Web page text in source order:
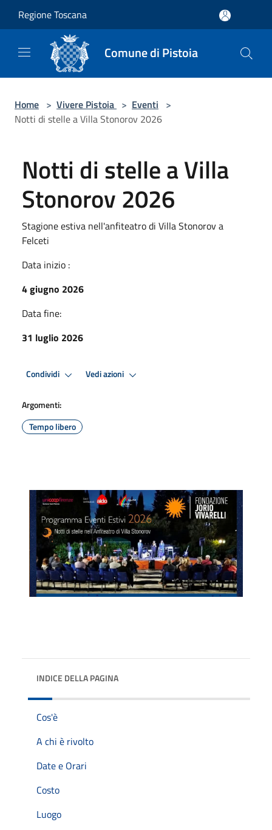
Regione Toscana
Comune di Pistoia
Home > Vivere Pistoia > Eventi >
Notti di stelle a Villa Stonorov 2026
Notti di stelle a Villa
Stonorov 2026
Stagione estiva nell'anfiteatro di Villa Stonorov a
Felceti
Data inizio :
4 giugno 2026
Data fine:
31 luglio 2026
Condividi Vedi azioni
Argomenti:
Tempo libero
INDICE DELLA PAGINA
Cos'è
A chi è rivolto
Date e Orari
Costo
Luogo